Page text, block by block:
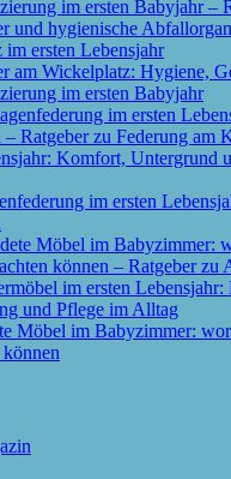
am Wickelplatz: Hygiene,
im ersten Babyjahr
im ersten
Möbel im Babyzimmer:
können